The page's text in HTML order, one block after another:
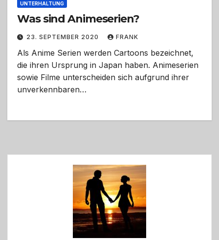
UNTERHALTUNG
Was sind Animeserien?
23. SEPTEMBER 2020 FRANK
Als Anime Serien werden Cartoons bezeichnet,
die ihren Ursprung in Japan haben. Animeserien
sowie Filme unterscheiden sich aufgrund ihrer
unverkennbaren…